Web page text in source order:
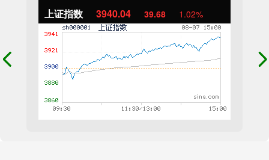
上证指数 3940.04 39.68 1.02%